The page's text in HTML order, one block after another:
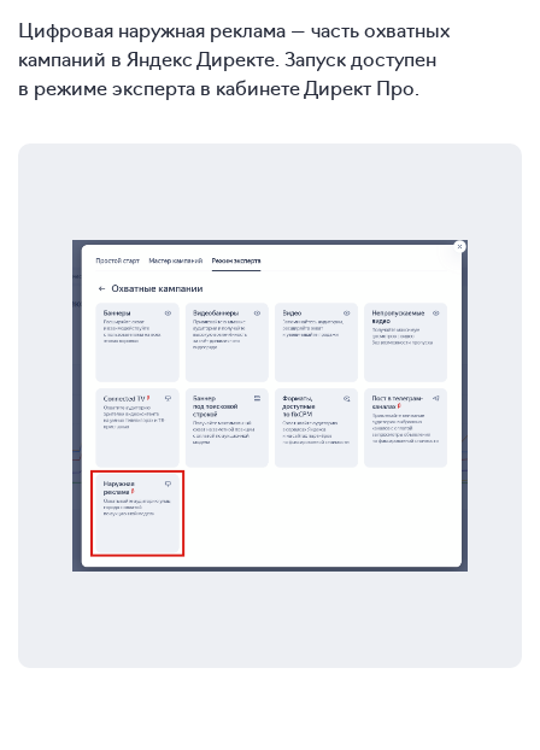
Цифровая наружная реклама — часть охватных
кампаний в Яндекс Директе. Запуск доступен
в режиме эксперта в кабинете Директ Про.